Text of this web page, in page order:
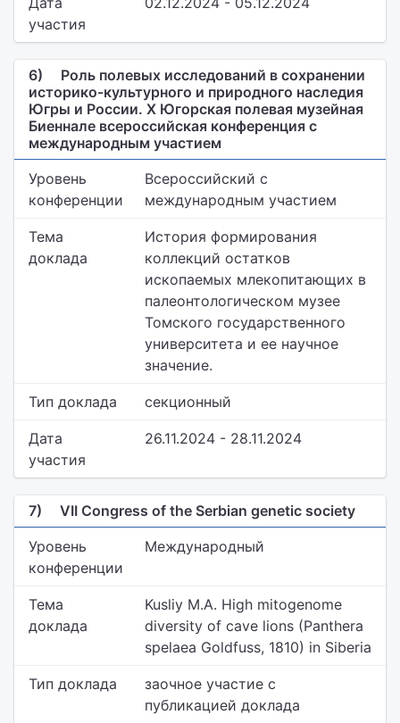
участия
6)
Роль полевых исследований в сохранении
историко-культурного и природного наследия
Югры и России. Х Югорская полевая музейная
Биеннале всероссийская конференция с
международным участием
Уровень
конференции
Всероссийский с
международным участием
Тема
доклада
История формирования
коллекций остатков
ископаемых млекопитающих в
палеонтологическом музее
Томского государственного
университета и ее научное
значение.
Тип доклада секционный
Дата
участия
26.11.2024 - 28.11.2024
7)
VII Congress of the Serbian genetic society
Уровень
конференции
Международный
Тема
доклада
Kusliy M.A. High mitogenome
diversity of cave lions (Panthera
spelaea Goldfuss, 1810) in Siberia
Тип доклада
заочное участие с
публикацией доклада